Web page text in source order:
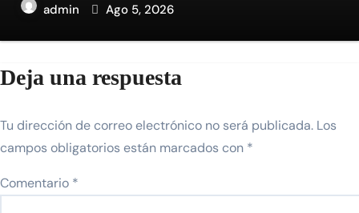
admin Ago 5, 2026
Deja una respuesta
Tu dirección de correo electrónico no será publicada. Los
campos obligatorios están marcados con *
Comentario *